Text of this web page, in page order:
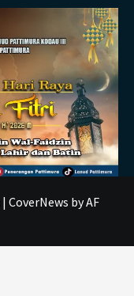
| CoverNews by AF